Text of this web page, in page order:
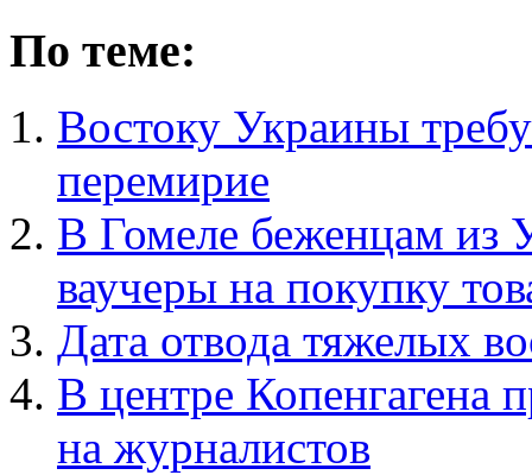
По теме:
Востоку Украины
перемирие
В Гомеле беженцам из
ваучеры на покупку
Дата отвода тяжелых
В центре Копенгагена
на журналистов